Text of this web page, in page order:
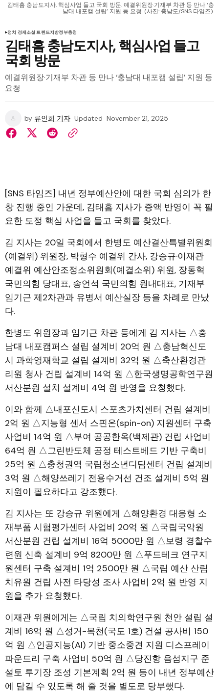
김태흠 충남도지사, 핵심사업 들고 국회 방문. 예결위원장·기재부 차관 등 만나 ‘충
남대 내포캠 설립’ 지원 등 요청. (사진: 충남도/SNS 타임즈)
정치 경제소셜 트렌드지방정부충청
김태흠 충남도지사, 핵심사업 들고
국회 방문
예결위원장·기재부 차관 등 만나 ‘충남대 내포캠 설립’ 지원 등
요청
by 류인희 기자 Updated November 21, 2025
[SNS 타임즈] 내년 정부예산안에 대한 국회 심의가 한
창 진행 중인 가운데, 김태흠 지사가 증액 반영이 꼭 필
요한 도정 핵심 사업을 들고 국회를 찾았다.
김 지사는 20일 국회에서 한병도 예산결산특별위원회
(예결위) 위원장, 박형수 예결위 간사, 강승규·이재관
예결위 예산안조정소위원회(예결소위) 위원, 장동혁
국민의힘 당대표, 송언석 국민의힘 원내대표, 기재부
임기근 제2차관과 유병서 예산실장 등을 차례로 만났
다.
한병도 위원장과 임기근 차관 등에게 김 지사는 △충
남대 내포캠퍼스 설립 설계비 20억 원 △충남혁신도
시 과학영재학교 설립 설계비 32억 원 △축산환경관
리원 청사 건립 설계비 14억 원 △한국생명공학연구원
서산분원 설치 설계비 4억 원 반영을 요청했다.
이와 함께 △내포신도시 스포츠가치센터 건립 설계비
2억 원 △지능형 센서 스핀온(spin-on) 지원센터 구축
사업비 14억 원 △부여 공공한옥(백제관) 건립 사업비
64억 원 △그린반도체 공정 테스트베드 기반 구축비
25억 원 △충청권역 국립청소년디딤센터 건립 설계비
3억 원 △해양쓰레기 전용수거선 건조 설계비 5억 원
지원이 필요하다고 강조했다.
김 지사는 또 강승규 위원에게 △해양환경 대응형 소
재부품 시험평가센터 사업비 20억 원 △국립국악원
서산분원 건립 설계비 16억 5000만 원 △보령 경찰수
련원 신축 설계비 9억 8200만 원 △푸드테크 연구지
원센터 구축 설계비 1억 2500만 원 △국립 예산 산림
치유원 건립 사전 타당성 조사 사업비 2억 원 반영 지
원을 추가 요청했다.
이재관 위원에게는 △국립 치의학연구원 천안 설립 설
계비 16억 원 △성거-목천(국도 1호) 건설 공사비 150
억 원 △인공지능(AI) 기반 중소중견 지원 디스프레이
파운드리 구축 사업비 50억 원 △당진항 음섬지구 준
설토 투기장 조성 기본계획 2억 원 등이 내년 정부예산
에 담길 수 있도록 해 줄 것을 별도로 당부했다.